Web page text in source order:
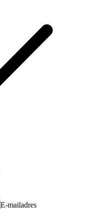
E-mailadres